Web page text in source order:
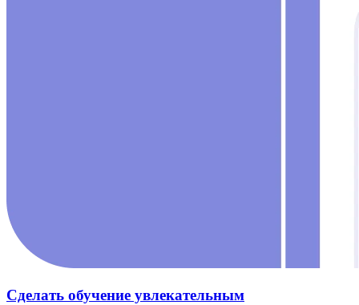
Сделать обучение увлекательным